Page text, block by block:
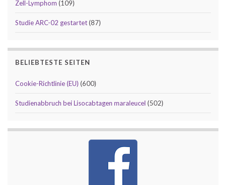
Zell-Lymphom (109)
Studie ARC-02 gestartet(87)
BELIEBTESTE SEITEN
Cookie-Richtlinie (EU) (600)
Studienabbruch bei Lisocabtagen maraleucel (502)